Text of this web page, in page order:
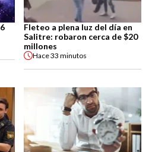
Fleteo a plena luz del día en
Salitre: robaron cerca de $20
millones
Hace33 minutos